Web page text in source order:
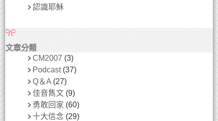
認識耶穌
文章分類
CM2007 (3)
Podcast(37)
Q＆A (27)
佳音雋文 (9)
勇敢回家 (60)
十大信念 (29)